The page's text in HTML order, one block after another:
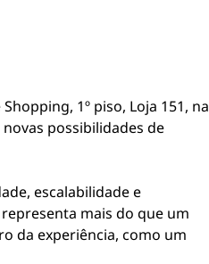
1º piso, Loja 151, na
possibilidades de
escalabilidade e
mais do que um
da experiência, como um